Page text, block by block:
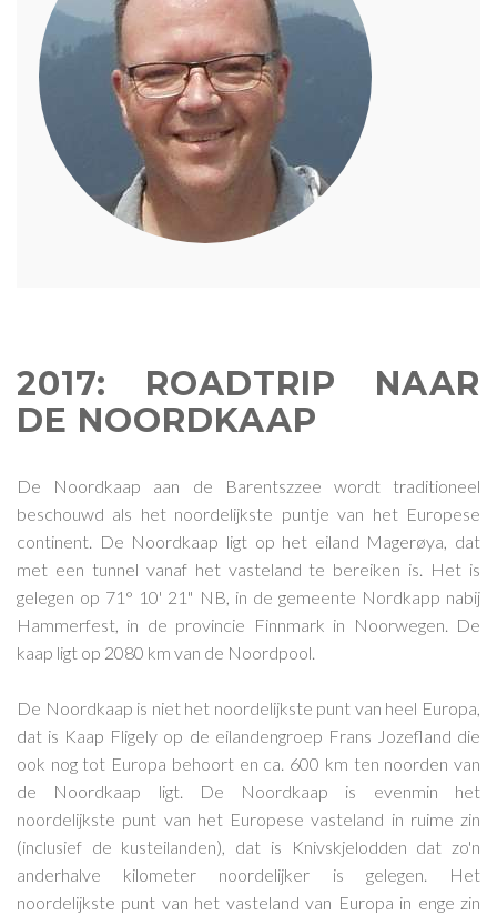
2017: ROADTRIP NAAR
DE NOORDKAAP
De Noordkaap aan de Barentszzee wordt traditioneel
beschouwd als het noordelijkste puntje van het Europese
continent. De Noordkaap ligt op het eiland Magerøya, dat
met een tunnel vanaf het vasteland te bereiken is. Het is
gelegen op 71° 10' 21" NB, in de gemeente Nordkapp nabij
Hammerfest, in de provincie Finnmark in Noorwegen. De
kaap ligt op 2080 km van de Noordpool.
De Noordkaap is niet het noordelijkste punt van heel Europa,
dat is Kaap Fligely op de eilandengroep Frans Jozefland die
ook nog tot Europa behoort en ca. 600 km ten noorden van
de Noordkaap ligt. De Noordkaap is evenmin het
noordelijkste punt van het Europese vasteland in ruime zin
(inclusief de kusteilanden), dat is Knivskjelodden dat zo'n
anderhalve kilometer noordelijker is gelegen. Het
noordelijkste punt van het vasteland van Europa in enge zin